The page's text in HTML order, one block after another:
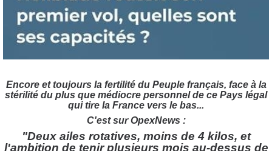
Encore et toujours la fertilité du Peuple français, face à la
stérilité du plus que médiocre personnel de ce Pays légal
qui tire la France vers le bas...
C'est sur OpexNews :
"Deux ailes rotatives, moins de 4 kilos, et
l'ambition de tenir plusieurs mois au-dessus de